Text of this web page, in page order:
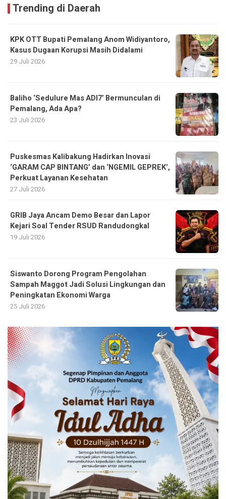
Trending di Daerah
KPK OTT Bupati Pemalang Anom Widiyantoro,
Kasus Dugaan Korupsi Masih Didalami
29 Juli 2026
Baliho ‘Sedulure Mas ADI7’ Bermunculan di
Pemalang, Ada Apa?
23 Juli 2026
Puskesmas Kalibakung Hadirkan Inovasi
‘GARAM CAP BINTANG’ dan ‘NGEMIL GEPREK’,
Perkuat Layanan Kesehatan
27 Juli 2026
GRIB Jaya Ancam Demo Besar dan Lapor
Kejari Soal Tender RSUD Randudongkal
19 Juli 2026
Siswanto Dorong Program Pengolahan
Sampah Maggot Jadi Solusi Lingkungan dan
Peningkatan Ekonomi Warga
25 Juli 2026